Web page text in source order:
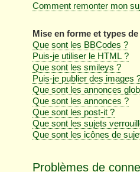
Comment remonter mon
Mise en forme et types
Que sont les BBCodes ?
Puis-je utiliser le HTML ?
Que sont les smileys ?
Puis-je publier des images
Que sont les annonces
Que sont les annonces ?
Que sont les post-it ?
Que sont les sujets
Que sont les icônes de
Problèmes de